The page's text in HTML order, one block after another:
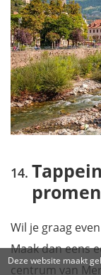
Wil je graag
Maak dan eens
centrum van
Deze website maakt